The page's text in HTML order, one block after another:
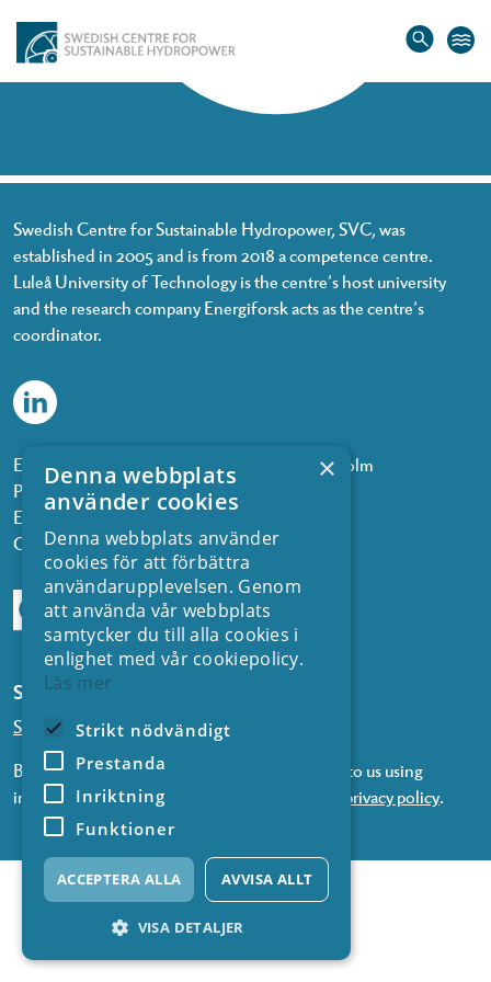
Swedish Centre for Sustainable Hydropower, SVC, was
established in 2005 and is from 2018 a competence centre.
Luleå University of Technology is the centre’s host university
and the research company Energiforsk acts as the centre’s
coordinator.
Energiforsk, Olof Palmes gata 11, 101 53 Stockholm
Phone: +468 677 25 30
Email:kontakt@energiforsk.se
Org.nr: 556974-2116
Subscribe to our newsletters
Subscribe to news from SVC
By subscribing to our newsletters, you consent to us using
information about you in accordance with our
privacy policy.
×
Denna webbplats
använder cookies
Denna webbplats använder
cookies för att förbättra
användarupplevelsen. Genom
att använda vår webbplats
samtycker du till alla cookies i
enlighet med vår cookiepolicy.
Läs mer
Strikt nödvändigt
Prestanda
Inriktning
Funktioner
ACCEPTERA ALLA AVVISA ALLT
VISA DETALJER